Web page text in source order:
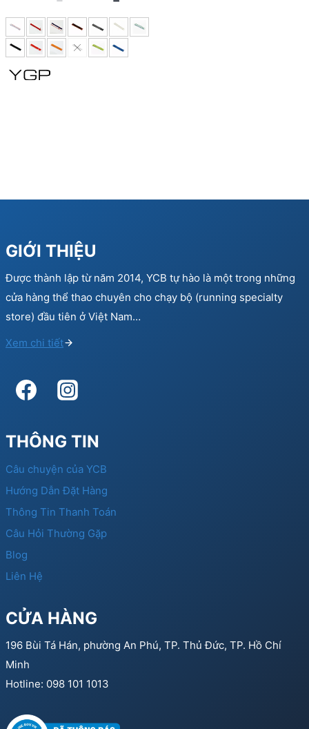
was:
150.000 ₫.
is:
90.000 ₫.
GIỚI THIỆU
Được thành lập từ năm 2014, YCB tự hào là một trong những
cửa hàng thể thao chuyên cho chạy bộ (running specialty
store) đầu tiên ở Việt Nam…
Xem chi tiết
THÔNG TIN
Câu chuyện của YCB
Hướng Dẫn Đặt Hàng
Thông Tin Thanh Toán
Câu Hỏi Thường Gặp
Blog
Liên Hệ
CỬA HÀNG
196 Bùi Tá Hán, phường An Phú, TP. Thủ Đức, TP. Hồ Chí
Minh
Hotline: 098 101 1013